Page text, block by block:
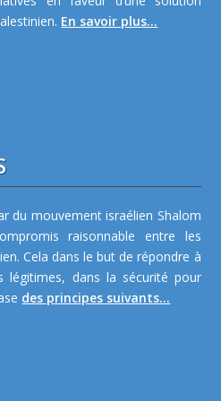
En savoir plus...
du mouvement israélien Shalom
raisonnable entre les
Cela dans le but de répondre à
légitimes, dans la sécurité pour
des principes suivants...